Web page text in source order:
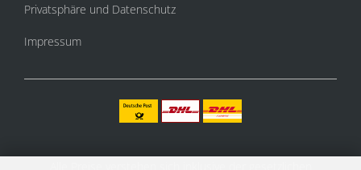
Privatsphäre und Datenschutz
Impressum